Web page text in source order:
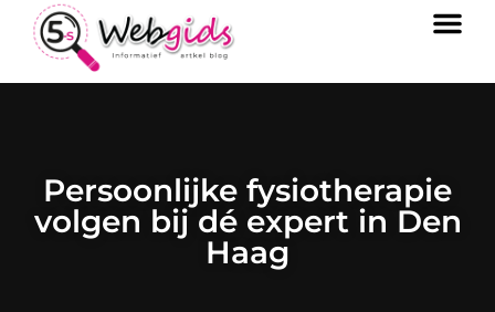
Persoonlijke fysiotherapie
volgen bij dé expert in Den
Haag